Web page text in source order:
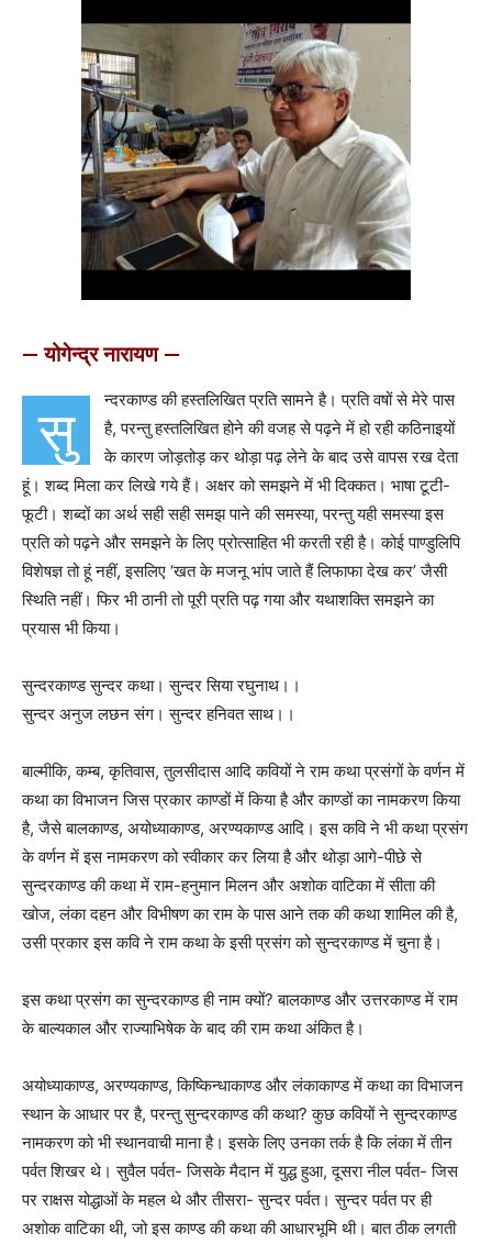
— योगेन्द्र नारायण —
सु
न्दरकाण्ड की हस्तलिखित प्रति सामने है। प्रति वषों से मेरे पास
है, परन्तु हस्तलिखित होने की वजह से पढ़ने में हो रही कठिनाइयों
के कारण जोड़तोड़ कर थोड़ा पढ़ लेने के बाद उसे वापस रख देता
हूं। शब्द मिला कर लिखे गये हैं। अक्षर को समझने में भी दिक्कत। भाषा टूटी-
फूटी। शब्दों का अर्थ सही सही समझ पाने की समस्या, परन्तु यही समस्या इस
प्रति को पढ़ने और समझने के लिए प्रोत्साहित भी करती रही है। कोई पाण्डुलिपि
विशेषज्ञ तो हूं नहीं, इसलिए ‘खत के मजनू भांप जाते हैं लिफाफा देख कर’ जैसी
स्थिति नहीं। फिर भी ठानी तो पूरी प्रति पढ़ गया और यथाशक्ति समझने का
प्रयास भी किया।
सुन्दरकाण्ड सुन्दर कथा। सुन्दर सिया रघुनाथ।।
सुन्दर अनुज लछन संग। सुन्दर हनिवत साथ।।
बाल्मीकि, कम्ब, कृतिवास, तुलसीदास आदि कवियों ने राम कथा प्रसंगों के वर्णन में
कथा का विभाजन जिस प्रकार काण्डों में किया है और काण्डों का नामकरण किया
है, जैसे बालकाण्ड, अयोध्याकाण्ड, अरण्यकाण्ड आदि। इस कवि ने भी कथा प्रसंग
के वर्णन में इस नामकरण को स्वीकार कर लिया है और थोड़ा आगे-पीछे से
सुन्दरकाण्ड की कथा में राम-हनुमान मिलन और अशोक वाटिका में सीता की
खोज, लंका दहन और विभीषण का राम के पास आने तक की कथा शामिल की है,
उसी प्रकार इस कवि ने राम कथा के इसी प्रसंग को सुन्दरकाण्ड में चुना है।
इस कथा प्रसंग का सुन्दरकाण्ड ही नाम क्यों? बालकाण्ड और उत्तरकाण्ड में राम
के बाल्यकाल और राज्याभिषेक के बाद की राम कथा अंकित है।
अयोध्याकाण्ड, अरण्यकाण्ड, किष्किन्धाकाण्ड और लंकाकाण्ड में कथा का विभाजन
स्थान के आधार पर है, परन्तु सुन्दरकाण्ड की कथा? कुछ कवियों ने सुन्दरकाण्ड
नामकरण को भी स्थानवाची माना है। इसके लिए उनका तर्क है कि लंका में तीन
पर्वत शिखर थे। सुवैल पर्वत- जिसके मैदान में युद्ध हुआ, दूसरा नील पर्वत- जिस
पर राक्षस योद्धाओं के महल थे और तीसरा- सुन्दर पर्वत। सुन्दर पर्वत पर ही
अशोक वाटिका थी, जो इस काण्ड की कथा की आधारभूमि थी। बात ठीक लगती